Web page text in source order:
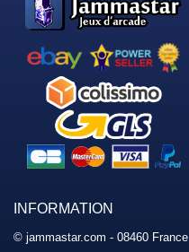
INFORMATION
© jammastar.com - 08460 France